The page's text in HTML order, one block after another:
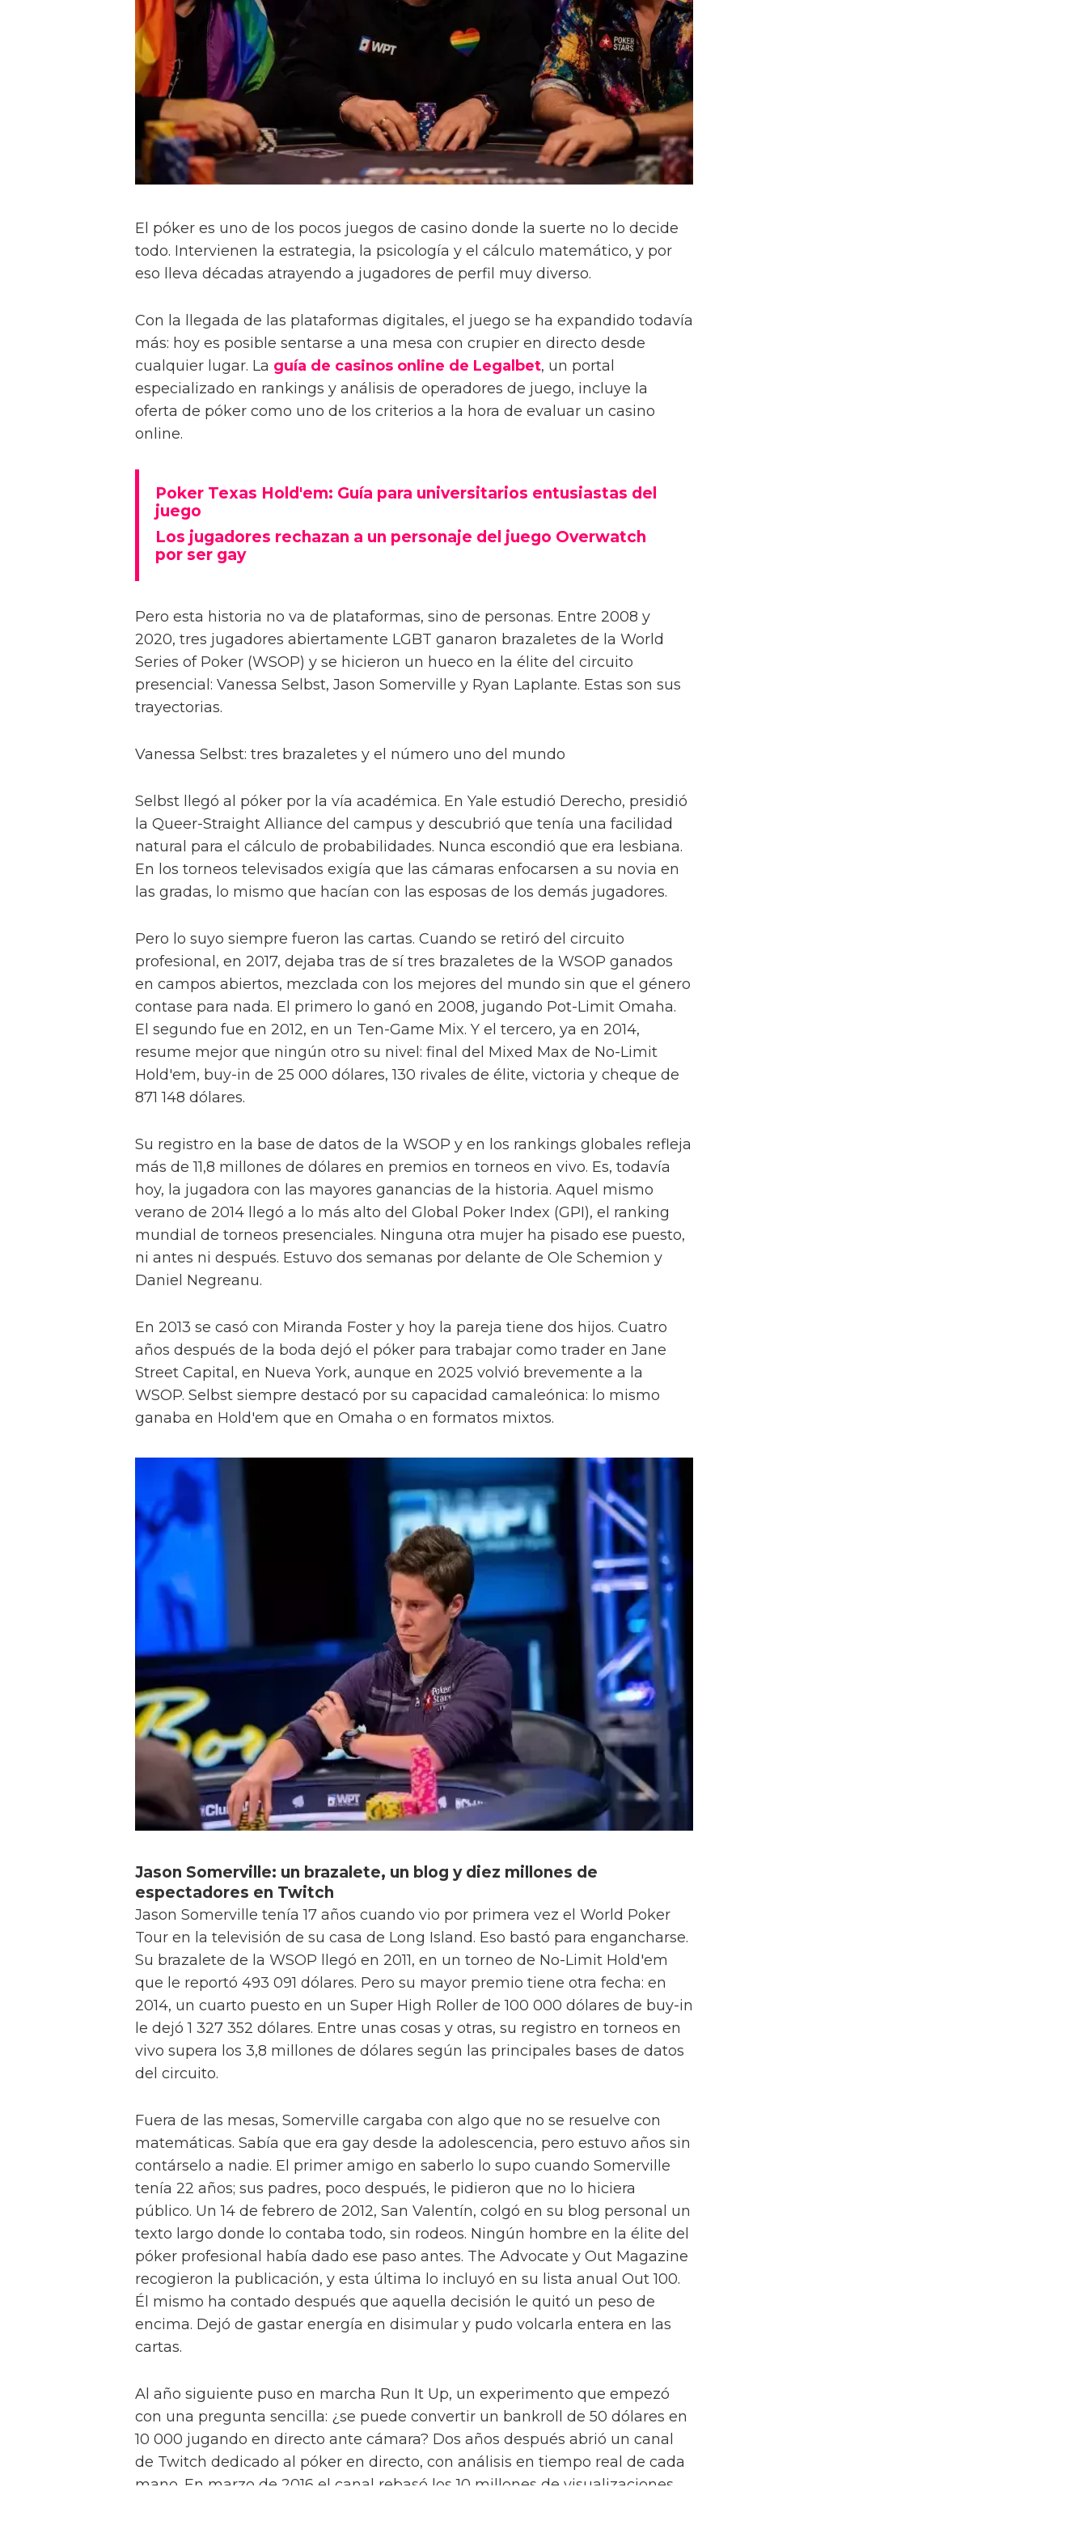
El póker es uno de los pocos juegos de casino donde la suerte no lo decide
todo. Intervienen la estrategia, la psicología y el cálculo matemático, y por
eso lleva décadas atrayendo a jugadores de perfil muy diverso.
Con la llegada de las plataformas digitales, el juego se ha expandido todavía
más: hoy es posible sentarse a una mesa con crupier en directo desde
cualquier lugar. La guía de casinos online de Legalbet, un portal
especializado en rankings y análisis de operadores de juego, incluye la
oferta de póker como uno de los criterios a la hora de evaluar un casino
online.
Poker Texas Hold'em: Guía para universitarios entusiastas del
juego
Los jugadores rechazan a un personaje del juego Overwatch
por ser gay
Pero esta historia no va de plataformas, sino de personas. Entre 2008 y
2020, tres jugadores abiertamente LGBT ganaron brazaletes de la World
Series of Poker (WSOP) y se hicieron un hueco en la élite del circuito
presencial: Vanessa Selbst, Jason Somerville y Ryan Laplante. Estas son sus
trayectorias.
Vanessa Selbst: tres brazaletes y el número uno del mundo
Selbst llegó al póker por la vía académica. En Yale estudió Derecho, presidió
la Queer-Straight Alliance del campus y descubrió que tenía una facilidad
natural para el cálculo de probabilidades. Nunca escondió que era lesbiana.
En los torneos televisados exigía que las cámaras enfocarsen a su novia en
las gradas, lo mismo que hacían con las esposas de los demás jugadores.
Pero lo suyo siempre fueron las cartas. Cuando se retiró del circuito
profesional, en 2017, dejaba tras de sí tres brazaletes de la WSOP ganados
en campos abiertos, mezclada con los mejores del mundo sin que el género
contase para nada. El primero lo ganó en 2008, jugando Pot-Limit Omaha.
El segundo fue en 2012, en un Ten-Game Mix. Y el tercero, ya en 2014,
resume mejor que ningún otro su nivel: final del Mixed Max de No-Limit
Hold'em, buy-in de 25 000 dólares, 130 rivales de élite, victoria y cheque de
871 148 dólares.
Su registro en la base de datos de la WSOP y en los rankings globales refleja
más de 11,8 millones de dólares en premios en torneos en vivo. Es, todavía
hoy, la jugadora con las mayores ganancias de la historia. Aquel mismo
verano de 2014 llegó a lo más alto del Global Poker Index (GPI), el ranking
mundial de torneos presenciales. Ninguna otra mujer ha pisado ese puesto,
ni antes ni después. Estuvo dos semanas por delante de Ole Schemion y
Daniel Negreanu.
En 2013 se casó con Miranda Foster y hoy la pareja tiene dos hijos. Cuatro
años después de la boda dejó el póker para trabajar como trader en Jane
Street Capital, en Nueva York, aunque en 2025 volvió brevemente a la
WSOP. Selbst siempre destacó por su capacidad camaleónica: lo mismo
ganaba en Hold'em que en Omaha o en formatos mixtos.
Jason Somerville: un brazalete, un blog y diez millones de
espectadores en Twitch
Jason Somerville tenía 17 años cuando vio por primera vez el World Poker
Tour en la televisión de su casa de Long Island. Eso bastó para engancharse.
Su brazalete de la WSOP llegó en 2011, en un torneo de No-Limit Hold'em
que le reportó 493 091 dólares. Pero su mayor premio tiene otra fecha: en
2014, un cuarto puesto en un Super High Roller de 100 000 dólares de buy-in
le dejó 1 327 352 dólares. Entre unas cosas y otras, su registro en torneos en
vivo supera los 3,8 millones de dólares según las principales bases de datos
del circuito.
Fuera de las mesas, Somerville cargaba con algo que no se resuelve con
matemáticas. Sabía que era gay desde la adolescencia, pero estuvo años sin
contárselo a nadie. El primer amigo en saberlo lo supo cuando Somerville
tenía 22 años; sus padres, poco después, le pidieron que no lo hiciera
público. Un 14 de febrero de 2012, San Valentín, colgó en su blog personal un
texto largo donde lo contaba todo, sin rodeos. Ningún hombre en la élite del
póker profesional había dado ese paso antes. The Advocate y Out Magazine
recogieron la publicación, y esta última lo incluyó en su lista anual Out 100.
Él mismo ha contado después que aquella decisión le quitó un peso de
encima. Dejó de gastar energía en disimular y pudo volcarla entera en las
cartas.
Al año siguiente puso en marcha Run It Up, un experimento que empezó
con una pregunta sencilla: ¿se puede convertir un bankroll de 50 dólares en
10 000 jugando en directo ante cámara? Dos años después abrió un canal
de Twitch dedicado al póker en directo, con análisis en tiempo real de cada
mano. En marzo de 2016 el canal rebasó los 10 millones de visualizaciones